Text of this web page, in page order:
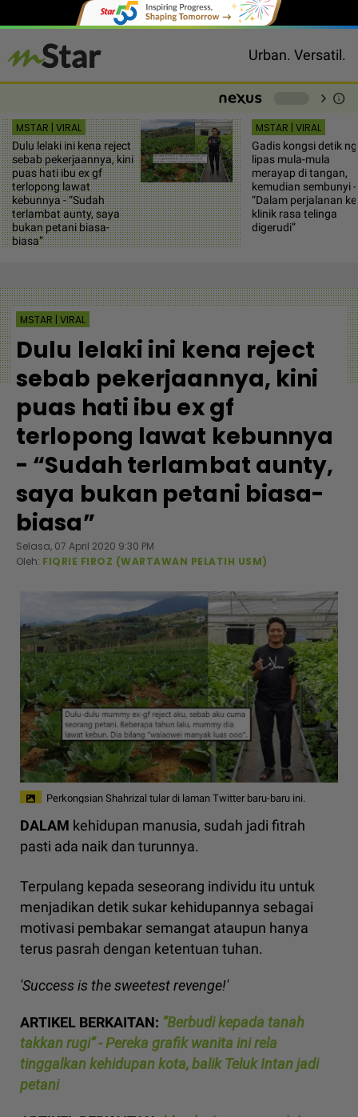
Urban. Versatil.
chevron_right info
MSTAR | VIRAL
Dulu lelaki ini kena reject
sebab pekerjaannya, kini
puas hati ibu ex gf
terlopong lawat
kebunnya - “Sudah
terlambat aunty, saya
bukan petani biasa-
biasa”
MSTAR | VIRAL
Gadis kongsi detik
lipas mula-mula
merayap di tangan,
kemudian sembunyi -
“Dalam perjalanan ke
klinik rasa telinga
digerudi”
MSTAR | VIRAL
Dulu lelaki ini kena reject
sebab pekerjaannya, kini
puas hati ibu ex gf
terlopong lawat kebunnya
- “Sudah terlambat aunty,
saya bukan petani biasa-
biasa”
Selasa, 07 April 2020 9:30 PM
Oleh: FIQRIE FIROZ (WARTAWAN PELATIH USM)
Perkongsian Shahrizal tular di laman Twitter baru-baru ini.
DALAM kehidupan manusia, sudah jadi fitrah
pasti ada naik dan turunnya.
Terpulang kepada seseorang individu itu untuk
menjadikan detik sukar kehidupannya sebagai
motivasi pembakar semangat ataupun hanya
terus pasrah dengan ketentuan tuhan.
'Success is the sweetest revenge!'
ARTIKEL BERKAITAN: “Berbudi kepada tanah
takkan rugi” - Pereka grafik wanita ini rela
tinggalkan kehidupan kota, balik Teluk Intan jadi
petani